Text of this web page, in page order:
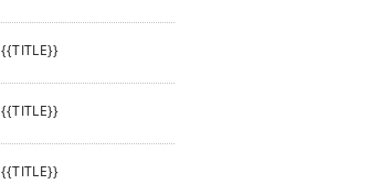
{{TITLE}}
{{TITLE}}
{{TITLE}}